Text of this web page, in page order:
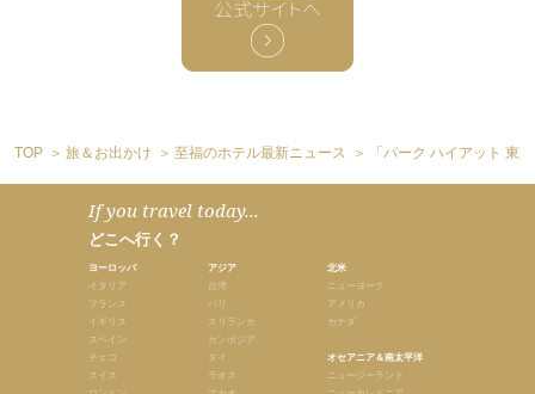
TOP 旅＆お出かけ 至福のホテル最新ニュース 「パーク ハイアット 東
If you travel today...
どこへ行く？
ヨーロッパ
イタリア
フランス
イギリス
スペイン
チェコ
スイス
アジア
台湾
バリ
スリランカ
カンボジア
タイ
ラオス
北米
ニューヨーク
アメリカ
カナダ
オセアニア＆南太平洋
ニュージーランド